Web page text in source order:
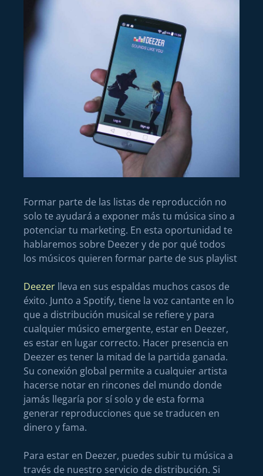
Formar parte de las listas de reproducción no
solo te ayudará a exponer más tu música sino a
potenciar tu marketing. En esta oportunidad te
hablaremos sobre Deezer y de por qué todos
los músicos quieren formar parte de sus playlist
Deezer lleva en sus espaldas muchos casos de
éxito. Junto a Spotify, tiene la voz cantante en lo
que a distribución musical se refiere y para
cualquier músico emergente, estar en Deezer,
es estar en lugar correcto. Hacer presencia en
Deezer es tener la mitad de la partida ganada.
Su conexión global permite a cualquier artista
hacerse notar en rincones del mundo donde
jamás llegaría por sí solo y de esta forma
generar reproducciones que se traducen en
dinero y fama.
Para estar en Deezer, puedes subir tu música a
través de nuestro servicio de distribución. Si